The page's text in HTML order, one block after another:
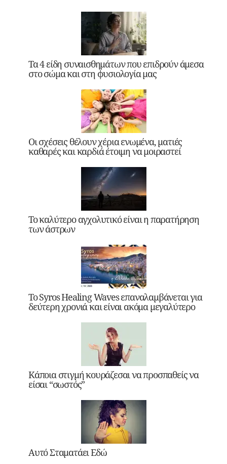
Τα 4 είδη συναισθημάτων που επιδρούν άμεσα
στο σώμα και στη φυσιολογία μας
Οι σχέσεις θέλουν χέρια ενωμένα, ματιές
καθαρές και καρδιά έτοιμη να μοιραστεί
Το καλύτερο αγχολυτικό είναι η παρατήρηση
των άστρων
Το Syros Healing Waves επαναλαμβάνεται για
δεύτερη χρονιά και είναι ακόμα μεγαλύτερο
Κάποια στιγμή κουράζεσαι να προσπαθείς να
είσαι “σωστός”
Αυτό Σταματάει Εδώ